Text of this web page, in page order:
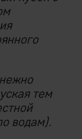
тем
водам).